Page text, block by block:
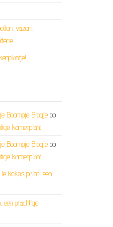
vazen,
Boompje Blogjeop
kamerplant
Boompje Blogjeop
kamerplant
De kokos palm, een
een prachtige